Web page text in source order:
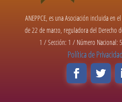
ANEPPCE, es una Asociación incluida en
de 22 de marzo, reguladora del Derecho
1 / Sección: 1 / Número Nacional:
Política de Privacidad